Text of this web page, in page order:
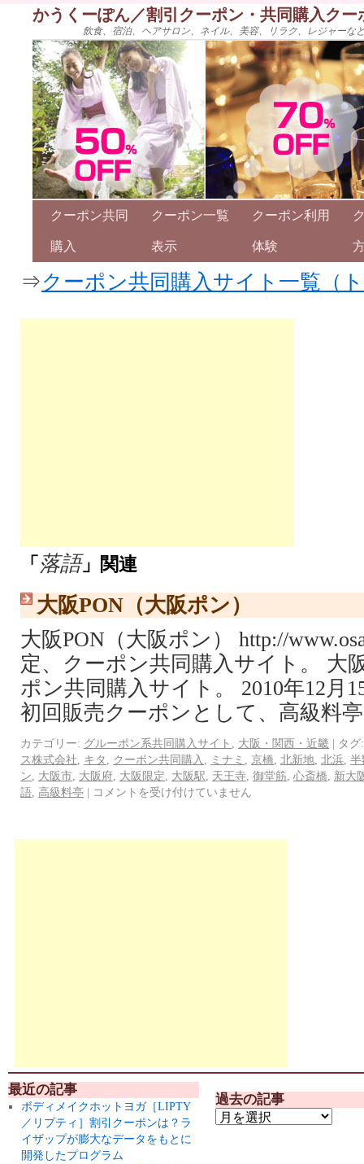
かうくーぽん／割引クーポン・共同購入ク
飲食、宿泊、ヘアサロン、ネイル、美容、リラク、レジャー
クーポン共同
購入
クーポン一覧
表示
クーポン利用
体験
⇒クーポン共同購入サイト一覧（
「 落語」関連
大阪PON（大阪ポン）
大阪PON（大阪ポン） http://
定、クーポン共同購入サイト。 大
ポン共同購入サイト。 2010年12月
初回販売クーポンとして、高級料
カテゴリー: グルーポン系共同購入サイト 大阪・関西・近畿 | タグ:
ス株式会社
キタ クーポン共同購入 ミナミ 京橋 北新地 北浜 半
ン
大阪市 大阪府 大阪限定 大阪駅 天王寺 御堂筋 心斎橋
新大
語 高級料亭 | コメントを受け付けていません
最近の記事
ボディメイクホットヨガ［LIPTY
／リプティ］割引クーポンは？ラ
イザップが膨大なデータをもとに
開発したプログラム
過去の記事